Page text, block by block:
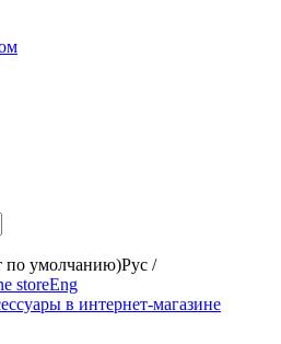
Рус /
Eng